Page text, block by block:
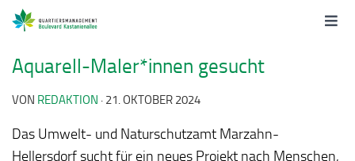
Aquarell-Maler*innen gesucht
VON REDAKTION · 21. OKTOBER 2024
Das Umwelt- und Naturschutzamt Marzahn-
Hellersdorf sucht für ein neues Projekt nach Menschen,